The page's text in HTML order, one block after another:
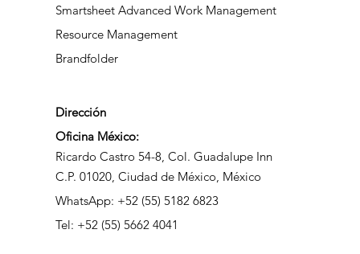
Dirección
Oficina México:
Ricardo Castro 54-8, Col. Guadalupe Inn
C.P. 01020, Ciudad de México, México
Tel: +52 (55) 5662 4041
WhatsApp: +52 (55) 5182 6823
Resource Management
Brandfolder
Smartsheet Advanced Work Management